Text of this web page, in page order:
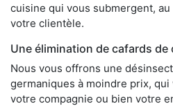
cuisine qui vous submergent,
votre clientèle.
Une élimination de cafards
Nous vous offrons une
germaniques à moindre prix,
votre compagnie ou bien votre